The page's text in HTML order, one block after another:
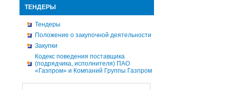
ТЕНДЕРЫ
Тендеры
Положение о закупочной деятельности
Закупки
Кодекс поведения поставщика
(подрядчика, исполнителя) ПАО
«Газпром» и Компаний Группы Газпром